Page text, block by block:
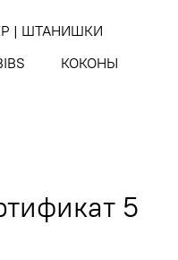
| ШТАНИШКИ
КОКОНЫ
5